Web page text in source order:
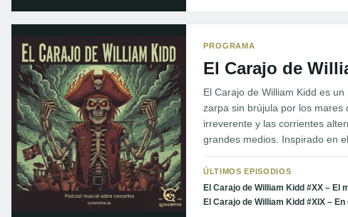
PROGRAMA
El Carajo de
El Carajo de William Kidd es
zarpa sin brújula por los mares
irreverente y las corrientes
grandes medios. Inspirado en
ÚLTIMOS EPISODIOS